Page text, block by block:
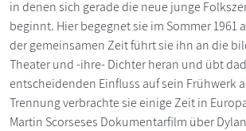
in denen sich gerade die neue junge
beginnt. Hier begegnet sie im Sommer 1961
der gemeinsamen Zeit führt sie ihn an die
Theater und -ihre- Dichter heran und übt
entscheidenden Einfluss auf sein Frühwerk
Trennung verbrachte sie einige Zeit in
Martin Scorseses Dokumentarfilm über